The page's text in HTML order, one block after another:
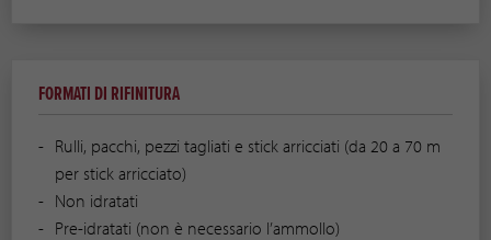
FORMATI DI RIFINITURA
Rulli, pacchi, pezzi tagliati e stick arricciati (da 20 a 70 m
per stick arricciato)
Non idratati
Pre-idratati (non è necessario l’ammollo)